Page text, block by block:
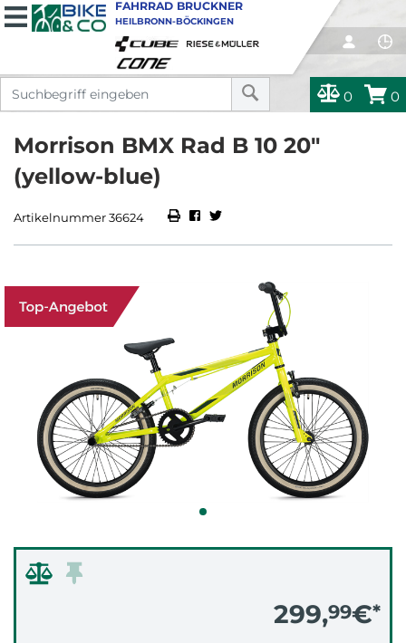
0 0
FAHRRAD BRUCKNER
HEILBRONN-BÖCKINGEN
Morrison BMX Rad B 10 20"
(yellow-blue)
Artikelnummer 36624
299,99€*